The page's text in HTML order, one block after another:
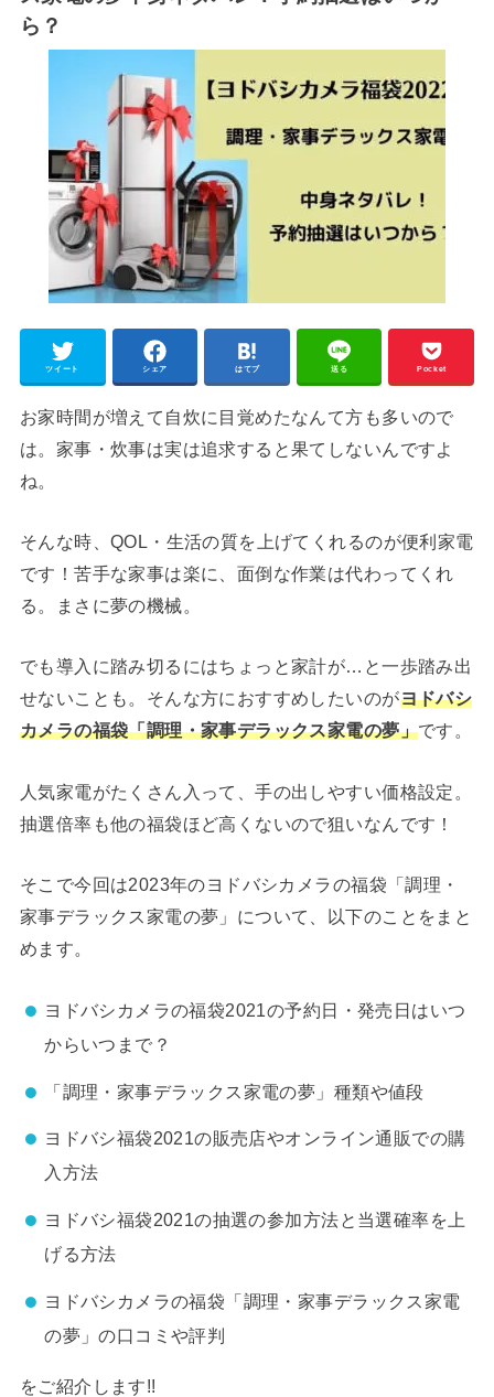
ら？
ツイート シェア はてブ 送る Pocket
お家時間が増えて自炊に目覚めたなんて方も多いので
は。家事・炊事は実は追求すると果てしないんですよ
ね。
そんな時、QOL・生活の質を上げてくれるのが便利家電
です！苦手な家事は楽に、面倒な作業は代わってくれ
る。まさに夢の機械。
でも導入に踏み切るにはちょっと家計が…と一歩踏み出
せないことも。そんな方におすすめしたいのがヨドバシ
カメラの福袋「調理・家事デラックス家電の夢」です。
人気家電がたくさん入って、手の出しやすい価格設定。
抽選倍率も他の福袋ほど高くないので狙いなんです！
そこで今回は2023年のヨドバシカメラの福袋「調理・
家事デラックス家電の夢」について、以下のことをまと
めます。
ヨドバシカメラの福袋2021の予約日・発売日はいつ
からいつまで？
「調理・家事デラックス家電の夢」種類や値段
ヨドバシ福袋2021の販売店やオンライン通販での購
入方法
ヨドバシ福袋2021の抽選の参加方法と当選確率を上
げる方法
ヨドバシカメラの福袋「調理・家事デラックス家電
の夢」の口コミや評判
をご紹介します!!